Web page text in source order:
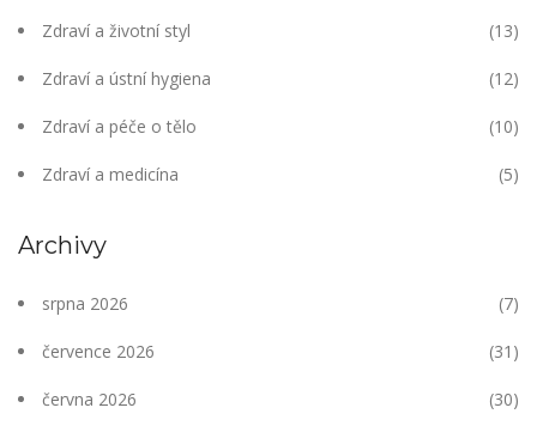
Zdraví a životní styl (13)
Zdraví a ústní hygiena (12)
Zdraví a péče o tělo (10)
Zdraví a medicína (5)
Archivy
srpna 2026 (7)
července 2026 (31)
června 2026 (30)